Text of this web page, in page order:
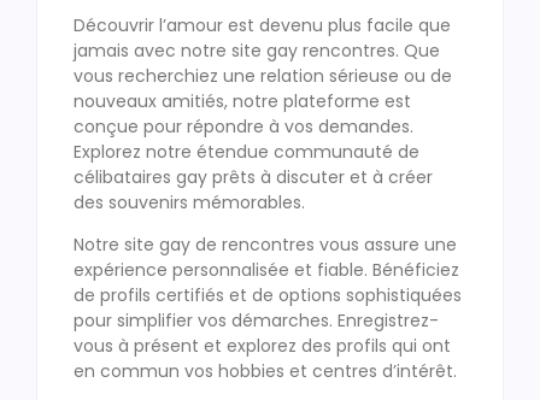
Découvrir l’amour est devenu plus facile que
jamais avec notre site gay rencontres. Que
vous recherchiez une relation sérieuse ou de
nouveaux amitiés, notre plateforme est
conçue pour répondre à vos demandes.
Explorez notre étendue communauté de
célibataires gay prêts à discuter et à créer
des souvenirs mémorables.
Notre site gay de rencontres vous assure une
expérience personnalisée et fiable. Bénéficiez
de profils certifiés et de options sophistiquées
pour simplifier vos démarches. Enregistrez-
vous à présent et explorez des profils qui ont
en commun vos hobbies et centres d’intérêt.